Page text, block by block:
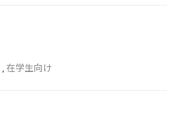
,在学生向け